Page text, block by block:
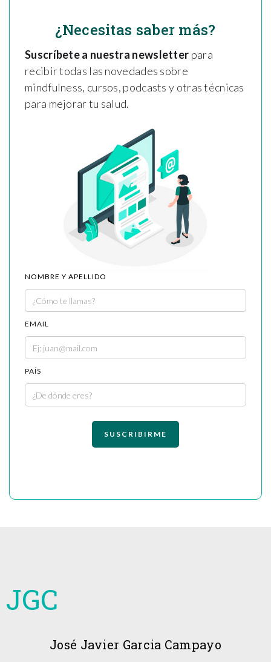
¿Necesitas saber más?
Suscríbete a nuestra newsletter para
recibir todas las novedades sobre
mindfulness, cursos, podcasts y otras técnicas
para mejorar tu salud.
NOMBRE Y APELLIDO
EMAIL
PAÍS
JGC
José Javier Garcia Campayo